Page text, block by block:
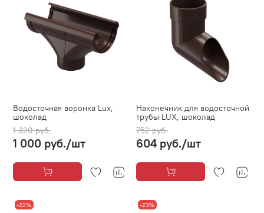
Водосточная воронка Lux,
шоколад
1 320 руб.
1 000 руб./шт
Наконечник для водосточной
трубы LUX, шоколад
752 руб.
604 руб./шт
-22% -23%